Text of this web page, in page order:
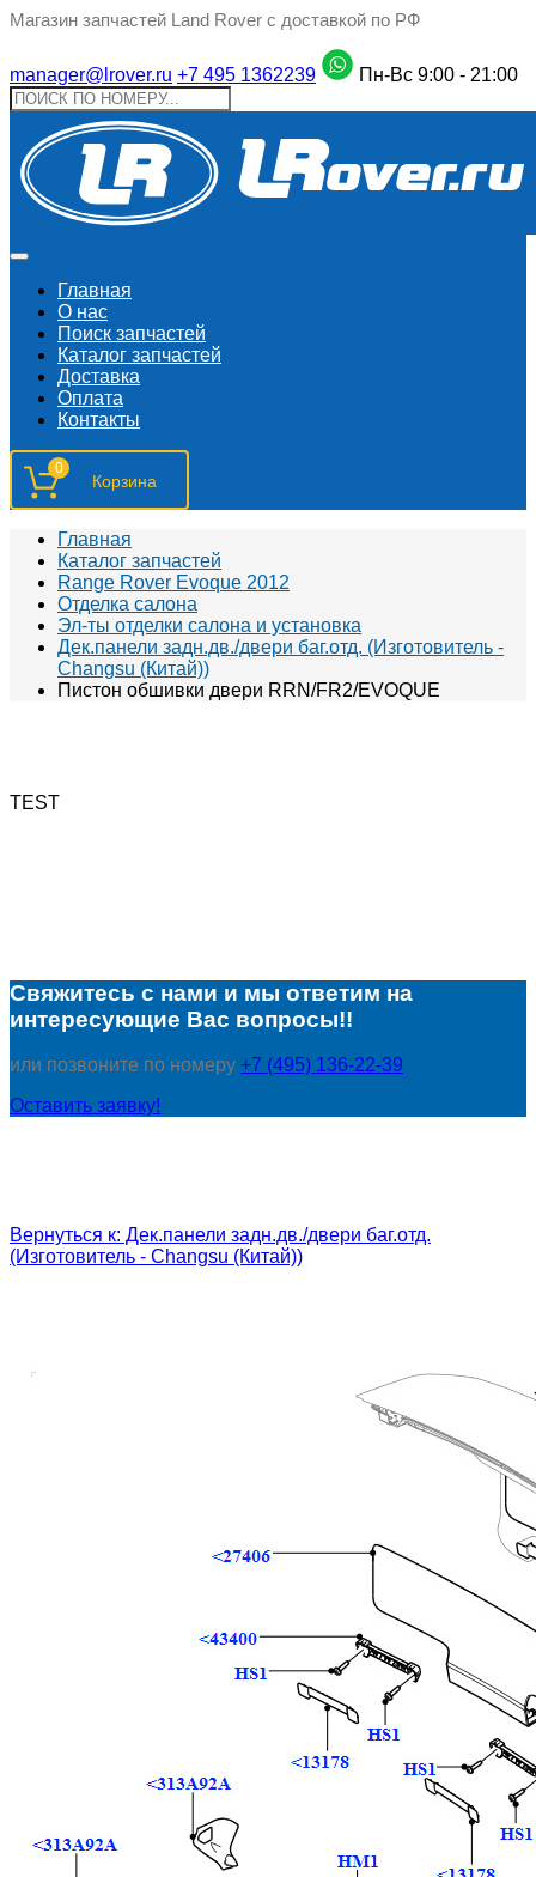
Магазин запчастей Land Rover с доставкой по РФ
manager@lrover.ru +7 495 1362239 Пн-Вс 9:00 - 21:00
Главная
О нас
Поиск запчастeй
Каталог запчастей
Доставка
Оплата
Контакты
0
Главная
Каталог запчастей
Range Rover Evoque 2012
Отделка салона
Эл-ты отделки салона и установка
Дек.панели задн.дв./двери баг.отд. (Изготовитель -
Changsu (Китай))
Пистон обшивки двери RRN/FR2/EVOQUE
TEST
Свяжитесь с нами и мы ответим на
интересующие Вас вопросы!!
или позвоните по номеру +7 (495) 136-22-39
Оставить заявку!
Вернуться к: Дек.панели задн.дв./двери баг.отд.
(Изготовитель - Changsu (Китай))